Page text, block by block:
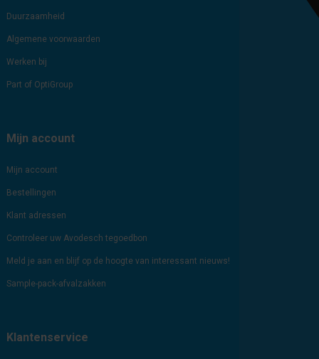
Duurzaamheid
Algemene voorwaarden
Werken bij
Part of OptiGroup
Mijn account
Mijn account
Bestellingen
Klant adressen
Controleer uw Avodesch tegoedbon
Meld je aan en blijf op de hoogte van interessant nieuws!
Sample-pack-afvalzakken
Klantenservice